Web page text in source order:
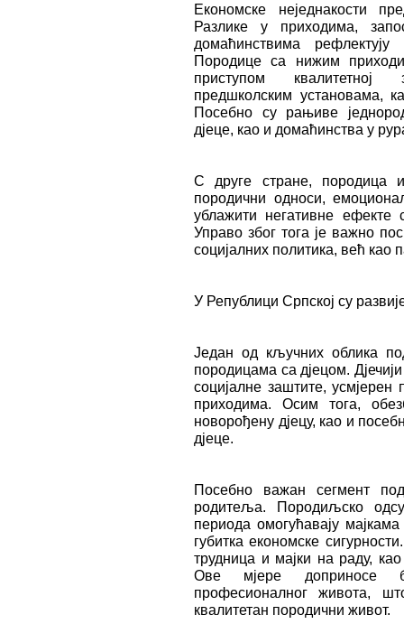
Економске неједнакости
Разлике у приходима,
домаћинствима
Породице са нижим
приступом квалитетној
предшколским установама,
Посебно су рањиве
дјеце, као и домаћинства у
С друге стране, породица
породични односи,
ублажити негативне
Управо због тога је важно
социјалних политика, већ као
У Републици Српској су
Један од кључних облика
породицама са дјецом.
социјалне заштите,
приходима. Осим тога,
новорођену дјецу, као и
дјеце.
Посебно важан сегмент
родитеља. Породиљско
периода омогућавају
губитка економске
трудница и мајки на раду,
Ове мјере доприносе
професионалног живота,
квалитетан породични живот.